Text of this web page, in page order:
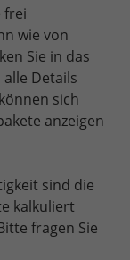
frei
wie von
Sie in das
Details
sich
anzeigen
sind die
kalkuliert
fragen Sie